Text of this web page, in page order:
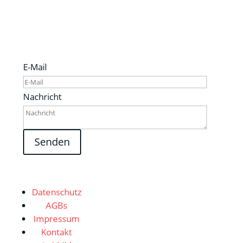
E-Mail
Nachricht
Senden
Datenschutz
AGBs
Impressum
Kontakt